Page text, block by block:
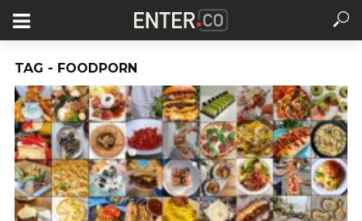
TAG - FOODPORN